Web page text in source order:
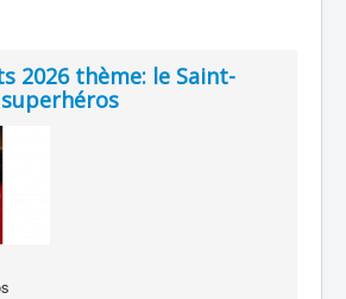
2026 thème: le Saint-